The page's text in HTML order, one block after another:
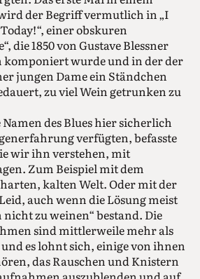
der Begriff vermutlich in „I
einer obskuren
die 1850 von Gustave Blessner
komponiert wurde und in der der
jungen Dame ein Ständchen
zu viel Wein getrunken zu
des Blues hier sicherlich
verfügten, befasste
wir ihn verstehen, mit
Zum Beispiel mit dem
kalten Welt. Oder mit der
auch wenn die Lösung meist
zu weinen“ bestand. Die
sind mittlerweile mehr als
es lohnt sich, einige von ihnen
das Rauschen und Knistern